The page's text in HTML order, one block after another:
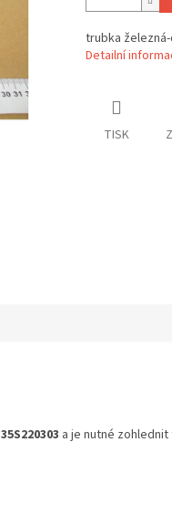
trubka
Detailní
TISK
35S220303 a je nutné